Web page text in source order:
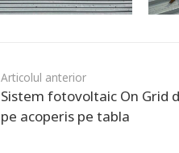
Articolul anterior
Sistem fotovoltaic On Grid
pe acoperis pe tabla